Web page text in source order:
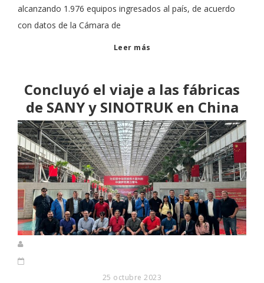
alcanzando 1.976 equipos ingresados al país, de acuerdo
con datos de la Cámara de
Leer más
Concluyó el viaje a las fábricas
de SANY y SINOTRUK en China
25 octubre 2023